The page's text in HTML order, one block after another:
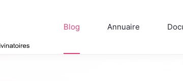
Blog Annuaire